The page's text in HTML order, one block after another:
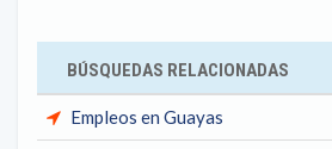
BÚSQUEDAS RELACIONADAS
Empleos en Guayas